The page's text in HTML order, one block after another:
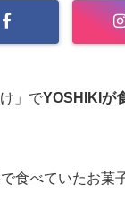
」でYOSHIKIが
食べていたお菓